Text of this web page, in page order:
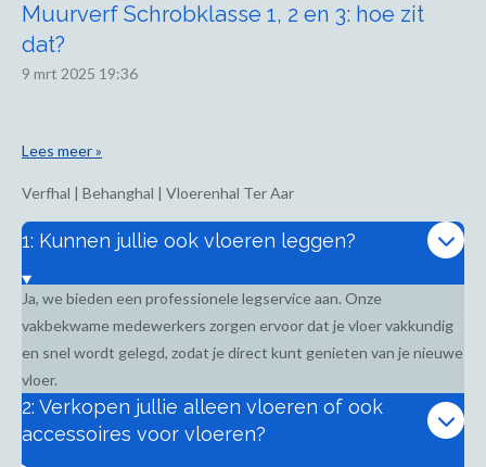
Muurverf Schrobklasse 1, 2 en 3: hoe zit
dat?
9 mrt 2025 19:36
Lees meer »
Verfhal | Behanghal | Vloerenhal Ter Aar
1: Kunnen jullie ook vloeren leggen?
Ja, we bieden een professionele legservice aan. Onze
vakbekwame medewerkers zorgen ervoor dat je vloer vakkundig
en snel wordt gelegd, zodat je direct kunt genieten van je nieuwe
vloer.
2: Verkopen jullie alleen vloeren of ook
accessoires voor vloeren?